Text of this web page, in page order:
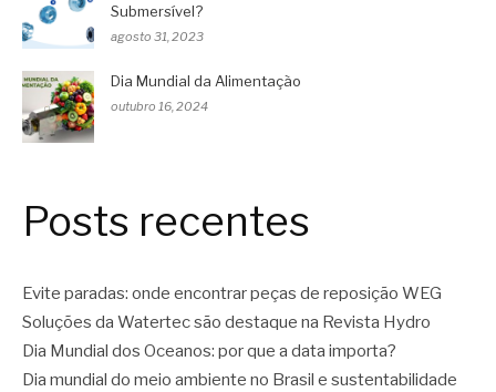
Submersível?
agosto 31, 2023
Dia Mundial da Alimentação
outubro 16, 2024
Posts recentes
Evite paradas: onde encontrar peças de reposição WEG
Soluções da Watertec são destaque na Revista Hydro
Dia Mundial dos Oceanos: por que a data importa?
Dia mundial do meio ambiente no Brasil e sustentabilidade